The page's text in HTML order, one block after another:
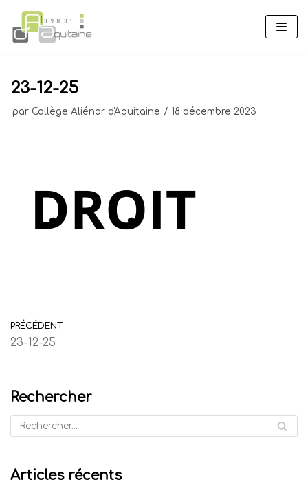
Aller
au
23-12-25
par Collège Aliénor d'Aquitaine 18 décembre 2023
PRÉCÉDENT
23-12-25
Rechercher
Articles récents